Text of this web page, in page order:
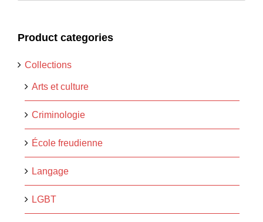
Product categories
Collections
Arts et culture
Criminologie
École freudienne
Langage
LGBT